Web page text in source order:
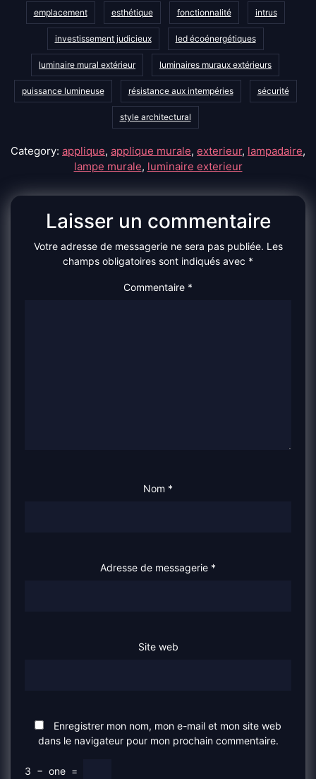
emplacement esthétique fonctionnalité intrus
investissement judicieux led écoénergétiques
luminaire mural extérieur luminaires muraux extérieurs
puissance lumineuse résistance aux intempéries sécurité
style architectural
Category: applique, applique murale, exterieur, lampadaire,
lampe murale, luminaire exterieur
Laisser un commentaire
Votre adresse de messagerie ne sera pas publiée. Les
champs obligatoires sont indiqués avec *
Commentaire *
Nom *
Adresse de messagerie *
Site web
Enregistrer mon nom, mon e-mail et mon site web
dans le navigateur pour mon prochain commentaire.
3 − one =